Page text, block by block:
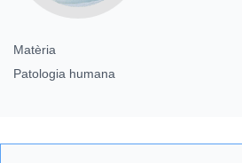
Matèria
Patologia humana